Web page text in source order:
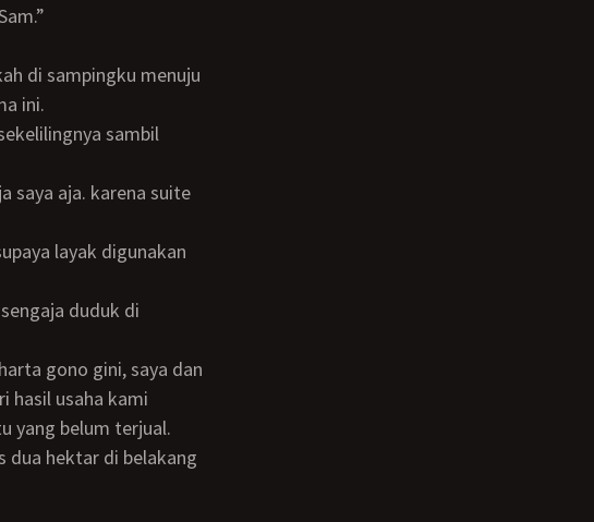
ini.
hasil usaha kami
yang belum terjual.
dua hektar di belakang